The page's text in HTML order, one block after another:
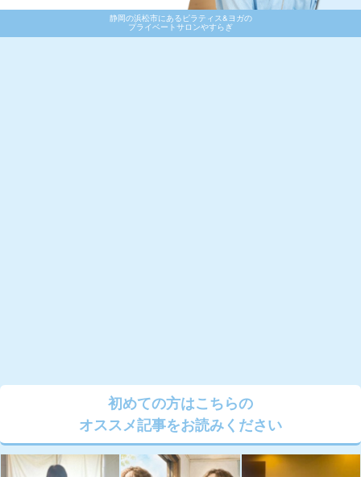
静岡の浜松市にあるピラティス&ヨガの
プライベートサロンやすらぎ
初めての方はこちらの
オススメ記事をお読みください